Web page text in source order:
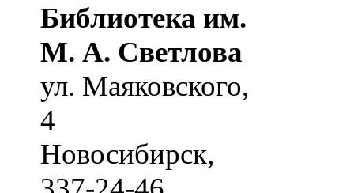
Библиотека им.
М. А. Светлова
ул. Маяковского,
4
Новосибирск,